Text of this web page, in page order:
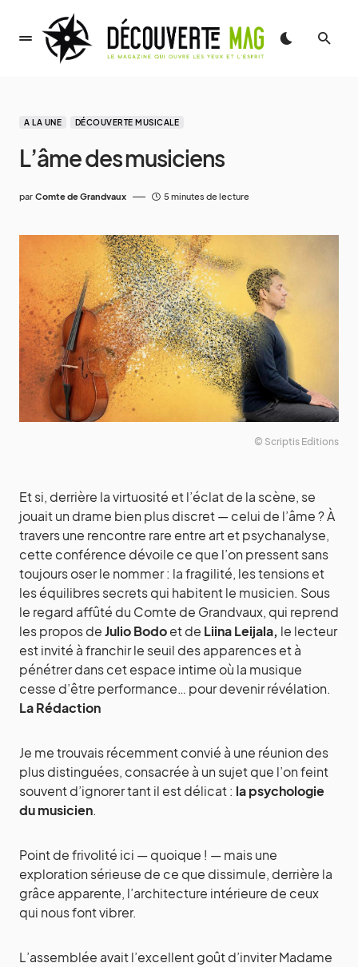
A LA UNE DÉCOUVERTE MUSICALE
L’âme des musiciens
par Comte de Grandvaux 5 minutes de lecture
© Scriptis Editions
Et si, derrière la virtuosité et l’éclat de la scène, se
jouait un drame bien plus discret — celui de l’âme ? À
travers une rencontre rare entre art et psychanalyse,
cette conférence dévoile ce que l’on pressent sans
toujours oser le nommer : la fragilité, les tensions et
les équilibres secrets qui habitent le musicien. Sous
le regard affûté du Comte de Grandvaux, qui reprend
les propos deJulio Bodoet de Liina Leijala, le lecteur
est invité à franchir le seuil des apparences et à
pénétrer dans cet espace intime où la musique
cesse d’être performance… pour devenir révélation.
La Rédaction
Je me trouvais récemment convié à une réunion des
plus distinguées, consacrée à un sujet que l’on feint
souvent d’ignorer tant il est délicat : la psychologie
du musicien.
Point de frivolité ici — quoique ! — mais une
exploration sérieuse de ce que dissimule, derrière la
grâce apparente, l’architecture intérieure de ceux
qui nous font vibrer.
L’assemblée avait l’excellent goût d’inviter Madame